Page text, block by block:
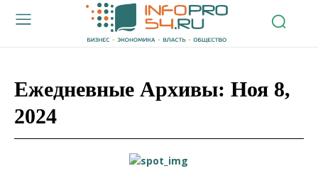
Ежедневные Архивы: Ноя 8,
2024